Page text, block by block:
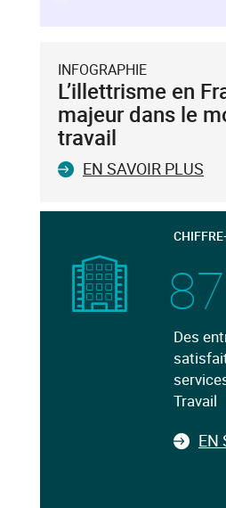
INFOGRAPHIE
L’illettrisme en
majeur dans le
travail
EN SAVOIR PLUS
Des
Travail
EN